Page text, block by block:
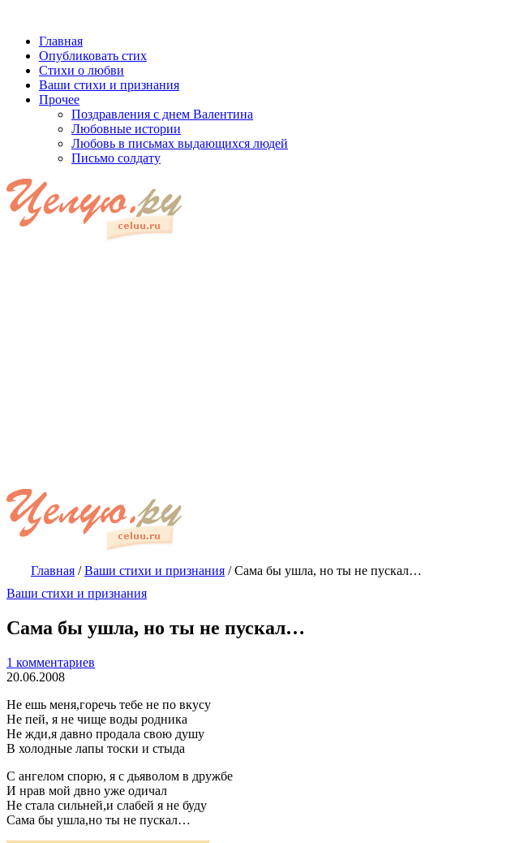
Главная
Опубликовать стих
Стихи о любви
Ваши стихи и признания
Прочее
Поздравления с днем Валентина
Любовные истории
Любовь в письмах выдающихся людей
Письмо солдату
Главная /Ваши стихи и признания /Сама бы ушла, но ты не пускал…
Ваши стихи и признания
Сама бы ушла, но ты не пускал…
1 комментариев
20.06.2008
Не ешь меня,горечь тебе не по вкусу
Не пей, я не чище воды родника
Не жди,я давно продала свою душу
В холодные лапы тоски и стыда
С ангелом спорю, я с дьяволом в дружбе
И нрав мой двно уже одичал
Не стала сильней,и слабей я не буду
Сама бы ушла,но ты не пускал…